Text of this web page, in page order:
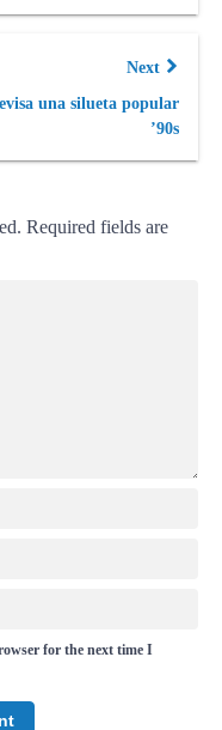
Next
una silueta popular
’90s
Required fields are
for the next time I